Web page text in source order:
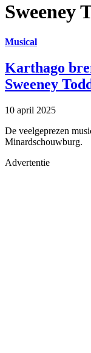
Sweeney
Musical
Karthago
Sweeney
10 april 2025
De veelgeprezen
Minardschouwburg.
Advertentie